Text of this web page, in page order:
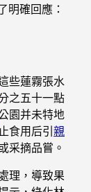
明確回應：
些蓮霧張水
之五十一點
園并未特地
止食用后引親
采摘品嘗。
理，導致果